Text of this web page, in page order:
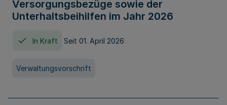
Versorgungsbezüge sowie der
Unterhaltsbeihilfen im Jahr 2026
In Kraft Seit 01. April 2026
Verwaltungsvorschrift